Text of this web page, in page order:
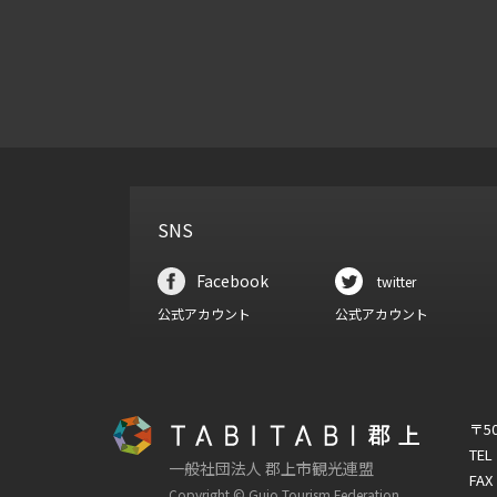
SNS
Facebook
公式アカウント
twitter
公式アカウント
一般社団法人 郡上市観光連盟
〒